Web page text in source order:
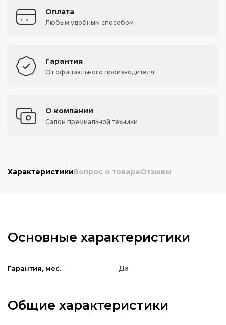
Оплата
Любым удобным способом
Гарантия
От официального производителя
О компании
Салон премиальной техники
ХарактеристикиВопрос о товареОтзывы
Основные характеристики
Гарантия, мес. Да
Общие характеристики